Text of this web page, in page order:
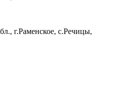
г.Раменское, с.Речицы,